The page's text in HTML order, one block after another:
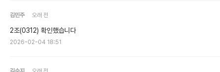
김민주 오래 전
2조(0312) 확인했습니다
2026-02-04 18:51